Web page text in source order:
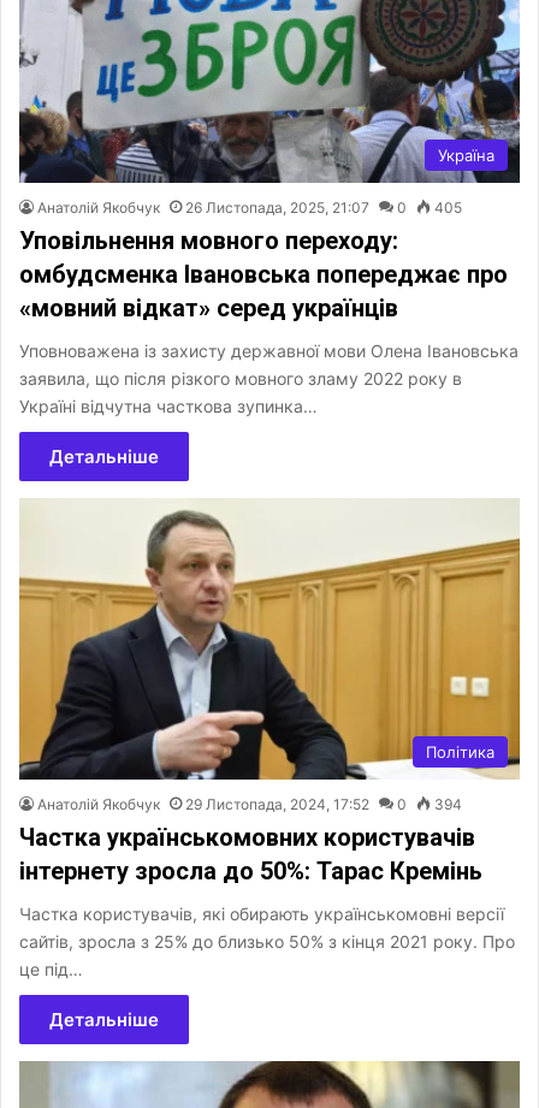
Україна
Анатолій Якобчук 26 Листопада, 2025, 21:07 0 405
Уповільнення мовного переходу:
омбудсменка Івановська попереджає про
«мовний відкат» серед українців
Уповноважена із захисту державної мови Олена Івановська
заявила, що після різкого мовного зламу 2022 року в
Україні відчутна часткова зупинка…
Детальніше
Політика
Анатолій Якобчук 29 Листопада, 2024, 17:52 0 394
Частка українськомовних користувачів
інтернету зросла до 50%: Тарас Кремінь
Частка користувачів, які обирають українськомовні версії
сайтів, зросла з 25% до близько 50% з кінця 2021 року. Про
це під…
Детальніше